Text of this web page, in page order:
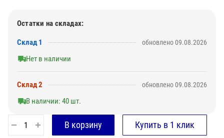
Остатки на складах:
Склад 1 обновлено 09.08.2026
Нет в наличии
Склад 2 обновлено 09.08.2026
В наличии: 40 шт.